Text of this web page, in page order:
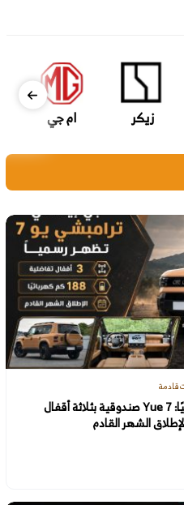
زيكر ام جي
قادمة
جي إيه سي ترامبشي يو 7 تظهر رسميًا: Yue 7 صندوقية بثلاثة أقفال